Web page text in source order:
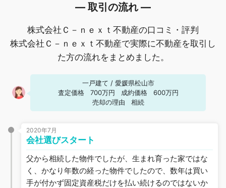
― 取引の流れ ―
株式会社Ｃ－ｎｅｘｔ不動産の口コミ・評判
株式会社Ｃ－ｎｅｘｔ不動産で実際に不動産を取引し
た方の流れをまとめました。
一戸建て / 愛媛県松山市
査定価格
700万円 成約価格
600万円
売却の理由
相続
2020年7月
会社選びスタート
父から相続した物件でしたが、生まれ育った家ではな
く、かなり年数の経った物件でしたので、数年は買い
手が付かず固定資産税だけを払い続けるのではないか